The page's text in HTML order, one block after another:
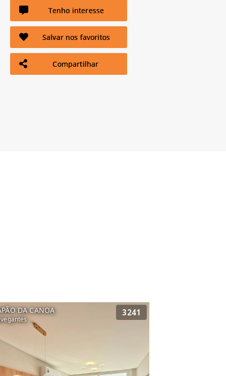
Tenho interesse
Salvar nos favoritos
Compartilhar
DA CANOA 3241